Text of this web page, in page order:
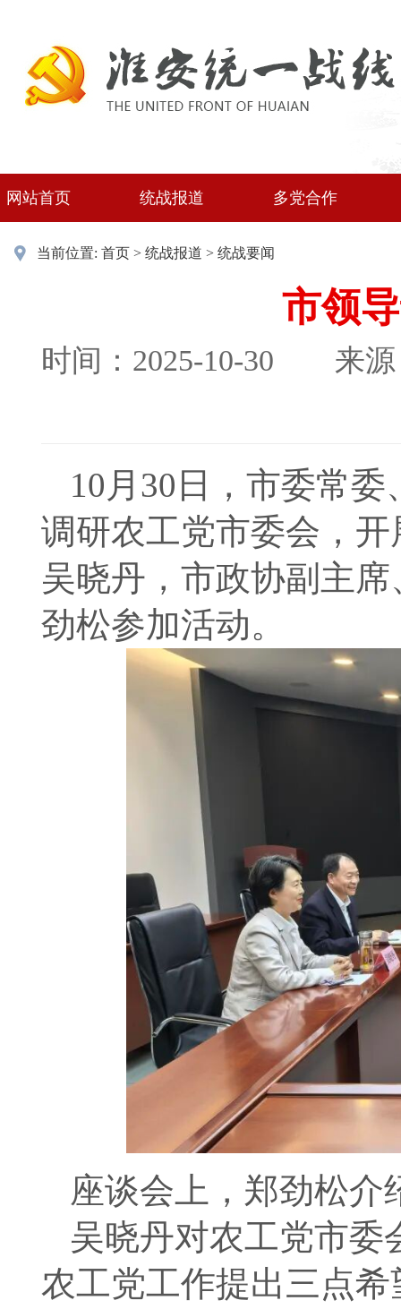
网站首页 统战报道 多党合作
当前位置: 首页 > 统战报道 > 统战要闻
市领
时间：2025-10-30 来
10月30日，市委常
调研农工党市委会，
吴晓丹，市政协副主
劲松参加活动。
座谈会上，郑劲松介
吴晓丹对农工党市委
农工党工作提出三点